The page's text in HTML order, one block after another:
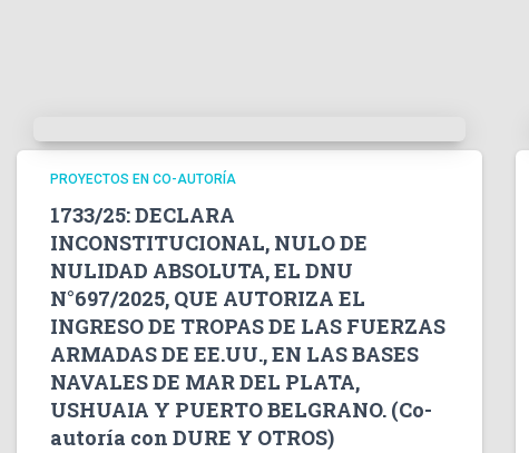
PROYECTOS EN CO-AUTORÍA
1733/25: DECLARA
INCONSTITUCIONAL, NULO DE
NULIDAD ABSOLUTA, EL DNU
N°697/2025, QUE AUTORIZA EL
INGRESO DE TROPAS DE LAS FUERZAS
ARMADAS DE EE.UU., EN LAS BASES
NAVALES DE MAR DEL PLATA,
USHUAIA Y PUERTO BELGRANO. (Co-
autoría con DURE Y OTROS)